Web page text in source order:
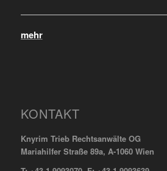
mehr
KONTAKT
Knyrim Trieb Rechtsanwälte OG
Mariahilfer Straße 89a, A-1060 Wien